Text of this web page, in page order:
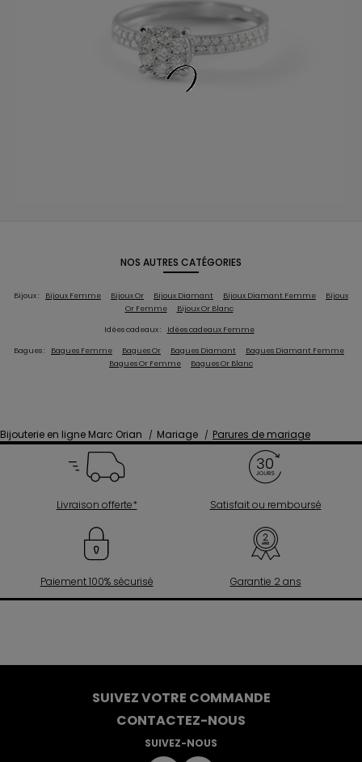
NOS AUTRES CATÉGORIES
Bijoux : Bijoux Femme Bijoux Or Bijoux Diamant Bijoux Diamant Femme
Bijoux
Or Femme
Bijoux Or Blanc
Idées cadeaux : Idées cadeaux Femme
Bagues : Bagues Femme Bagues Or Bagues Diamant
Bagues Diamant Femme
Bagues Or Femme
Bagues Or Blanc
Bijouterie en ligne Marc Orian Mariage Parures de mariage
Livraison offerte* Satisfait ou remboursé
Paiement 100% sécurisé Garantie 2 ans
SUIVEZ VOTRE COMMANDE
CONTACTEZ-NOUS
SUIVEZ-NOUS